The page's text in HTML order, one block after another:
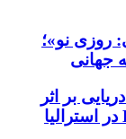
روزی نو»؛
بر اثر